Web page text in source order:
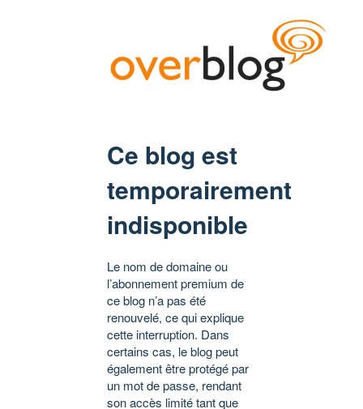
Ce blog est
temporairement
indisponible
Le nom de domaine ou
l’abonnement premium de
ce blog n’a pas été
renouvelé, ce qui explique
cette interruption. Dans
certains cas, le blog peut
également être protégé par
un mot de passe, rendant
son accès limité tant que